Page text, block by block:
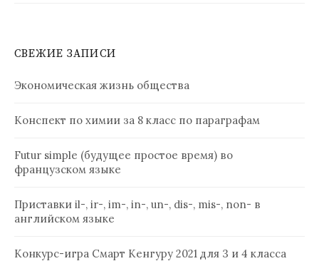
СВЕЖИЕ ЗАПИСИ
Экономическая жизнь общества
Конспект по химии за 8 класс по параграфам
Futur simple (будущее простое время) во
французском языке
Приставки il-, ir-, im-, in-, un-, dis-, mis-, non- в
английском языке
Конкурс-игра Смарт Кенгуру 2021 для 3 и 4 класса